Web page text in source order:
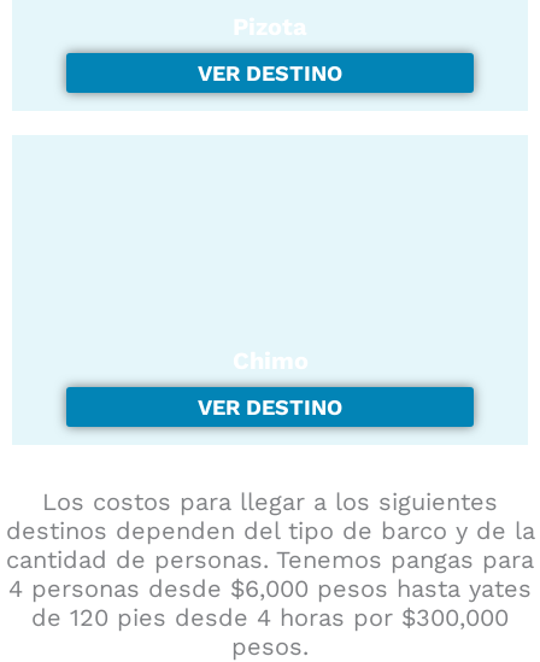
Pizota
VER DESTINO
Chimo
VER DESTINO
Los costos para llegar a los siguientes
destinos dependen del tipo de barco y de la
cantidad de personas. Tenemos pangas para
4 personas desde $6,000 pesos hasta yates
de 120 pies desde 4 horas por $300,000
pesos.